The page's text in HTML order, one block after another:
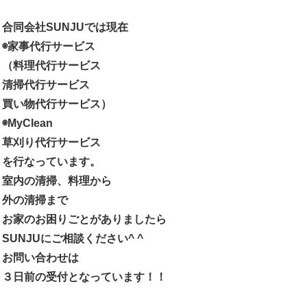
合同会社SUNJUでは現在
◉家事代行サービス
（料理代行サービス
清掃代行サービス
買い物代行サービス）
◉MyClean
草刈り代行サービス
を行なっています。
室内の清掃、料理から
外の清掃まで
お家のお困りごとがありましたら
SUNJUにご相談ください^ ^
お問い合わせは
３日前の受付となっています！！